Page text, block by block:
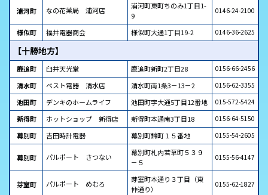
浦河町 なの花薬局 浦河店
浦河町東町ちのみ1丁目1-
9
0146-24-2100
様似町 福井電器商会 様似町大通1丁目19-2 0146-36-2625
【十勝地方】
鹿追町 臼井天光堂 鹿追町新町2丁目28 0156-66-2456
清水町 ベスト電器 清水店 清水町南1条3－13－2 0156-62-3355
池田町 デンキのホームライフ 池田町字大通5丁目12番地 015-572-5424
新得町 ホットショップ 新得店 新得町本通南3丁目18 0156-64-5150
幕別町 吉田時計電器 幕別町錦町１５番地 0155-54-2605
幕別町 パルポート さつない
幕別町札内若草町５３９
－５
0155-56-4147
芽室町 パルポート めむろ
芽室町本通り３丁目（東
仲通り）
0155-62-1827